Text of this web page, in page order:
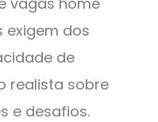
exigem dos
de
realista sobre
e desafios.